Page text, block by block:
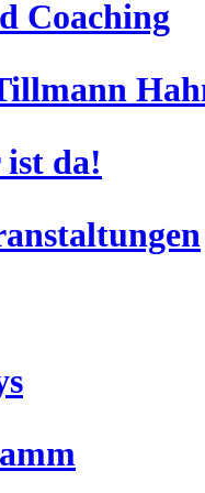
Rezepte.
und
Note.
Coaching
ist da!